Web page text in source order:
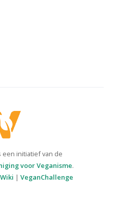
een initiatief van de
voor Veganisme.
| VeganChallenge